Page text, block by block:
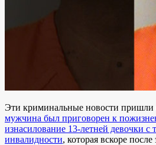
Эти криминальные новости пришли
мужчина был приговорен к
изнасилование 13-летней девочки
инвалидности, которая вскоре после